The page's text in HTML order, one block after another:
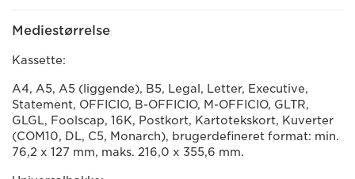
Mediestørrelse
Kassette:
A4, A5, A5 (liggende), B5, Legal, Letter, Executive,
Statement, OFFICIO, B-OFFICIO, M-OFFICIO, GLTR,
GLGL, Foolscap, 16K, Postkort, Kartotekskort, Kuverter
(COM10, DL, C5, Monarch), brugerdefineret format: min.
76,2 x 127 mm, maks. 216,0 x 355,6 mm.